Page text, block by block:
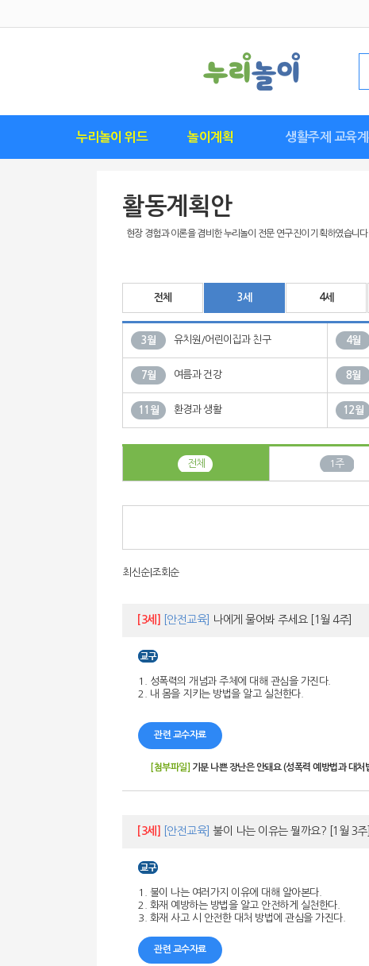
누리놀이 위드 놀이계획 생활주제 교육
활동계획안
현장 경험과 이론을 겸비한 누리놀이 전문 연구진이 기획하였습니다.
전체 3세 4세
3월 유치원/어린이집과 친구 4월
7월 여름과 건강 8월
11월 환경과 생활 12월
전체 1주
최신순|조회순
[3세] [안전교육] 나에게 물어봐 주세요 [1월 4주]
1. 성폭력의 개념과 주체에 대해 관심을 가진다.
2. 내 몸을 지키는 방법을 알고 실천한다.
관련 교수자료
[첨부파일] 기분 나쁜 장난은 안돼요 (성폭력 예방법과 대처
[3세] [안전교육] 불이 나는 이유는 뭘까요? [1월 3주]
1. 불이 나는 여러가지 이유에 대해 알아본다.
2. 화재 예방하는 방법을 알고 안전하게 실천한다.
3. 화재 사고 시 안전한 대처 방법에 관심을 가진다.
관련 교수자료